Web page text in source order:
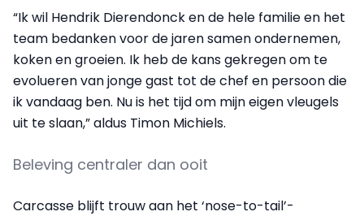
“Ik wil Hendrik Dierendonck en de hele familie en het
team bedanken voor de jaren samen ondernemen,
koken en groeien. Ik heb de kans gekregen om te
evolueren van jonge gast tot de chef en persoon die
ik vandaag ben. Nu is het tijd om mijn eigen vleugels
uit te slaan,” aldus Timon Michiels.
Beleving centraler dan ooit
Carcasse blijft trouw aan het ‘nose-to-tail’-